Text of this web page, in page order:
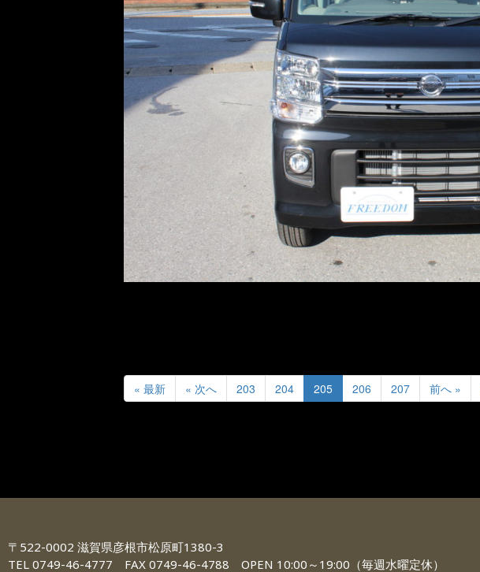
« 最新 « 次へ 203 204 205 206 207 前へ »
〒522-0002 滋賀県彦根市松原町1380-3
TEL 0749-46-4777 FAX 0749-46-4788 OPEN 10:00～19:00（毎週水曜定休）